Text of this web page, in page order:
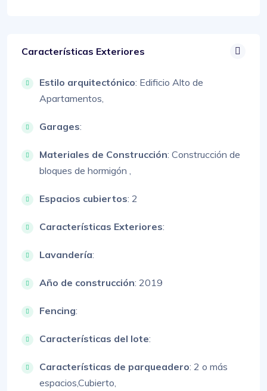
Características Exteriores
Estilo arquitectónico: Edificio Alto de
Apartamentos,
Garages:
Materiales de Construcción: Construcción de
bloques de hormigón ,
Espacios cubiertos: 2
Características Exteriores:
Lavandería:
Año de construcción: 2019
Fencing:
Características del lote:
Características de parqueadero: 2 o más
espacios,Cubierto,